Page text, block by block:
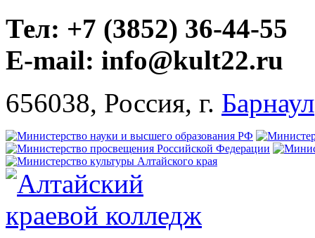
Тел: +7 (3852) 36-44-55
E-mail: info@kult22.ru
656038, Россия, г. Барнаул